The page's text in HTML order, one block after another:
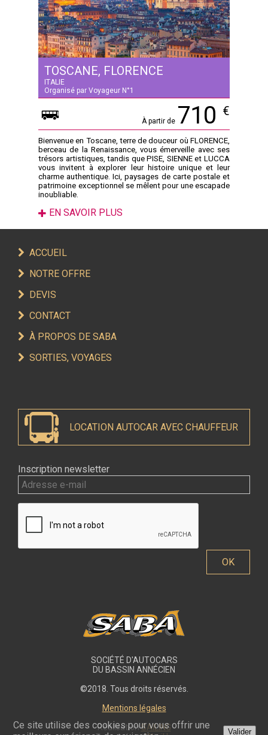
Valider
Ce site utilise des cookies pour vous offrir une
TOSCANE, FLORENCE
ITALIE
Organisé par Voyageur N°1
À partir de 710 €
Bienvenue en Toscane, terre de douceur où FLORENCE,
berceau de la Renaissance, vous émerveille avec ses
trésors artistiques, tandis que PISE, SIENNE et LUCCA
vous invitent à explorer leur histoire unique et leur
charme authentique. Ici, paysages de carte postale et
patrimoine exceptionnel se mêlent pour une escapade
inoubliable.
EN SAVOIR PLUS
ACCUEIL
NOTRE OFFRE
DEVIS
CONTACT
À PROPOS DE SABA
SORTIES, VOYAGES
LOCATION AUTOCAR AVEC CHAUFFEUR
Inscription newsletter
SOCIÉTÉ D'AUTOCARS
DU BASSIN ANNÉCIEN
©2018. Tous droits réservés.
Mentions légales
RéalisationSAILING